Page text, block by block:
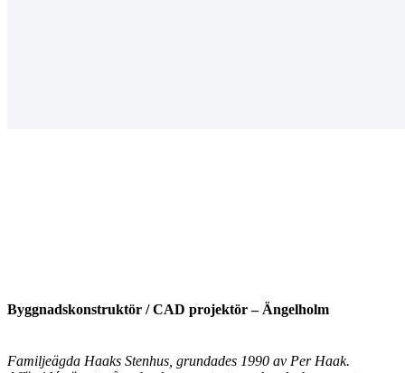
Byggnadskonstruktör / CAD projektör – Ängelholm
Familjeägda Haaks Stenhus, grundades 1990 av Per Haak.